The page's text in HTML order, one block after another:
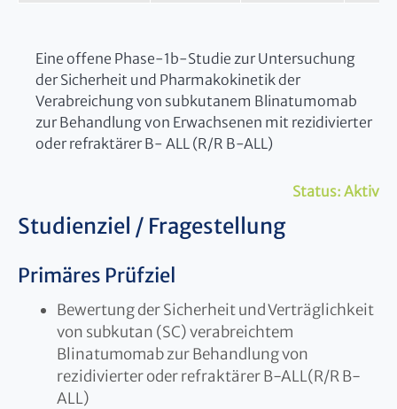
Eine offene Phase-1b-Studie zur Untersuchung
der Sicherheit und Pharmakokinetik der
Verabreichung von subkutanem Blinatumomab
zur Behandlung von Erwachsenen mit rezidivierter
oder refraktärer B- ALL (R/R B-ALL)
Status: Aktiv
Studienziel / Fragestellung
Primäres Prüfziel
Bewertung der Sicherheit und Verträglichkeit
von subkutan (SC) verabreichtem
Blinatumomab zur Behandlung von
rezidivierter oder refraktärer B-ALL(R/R B-
ALL)